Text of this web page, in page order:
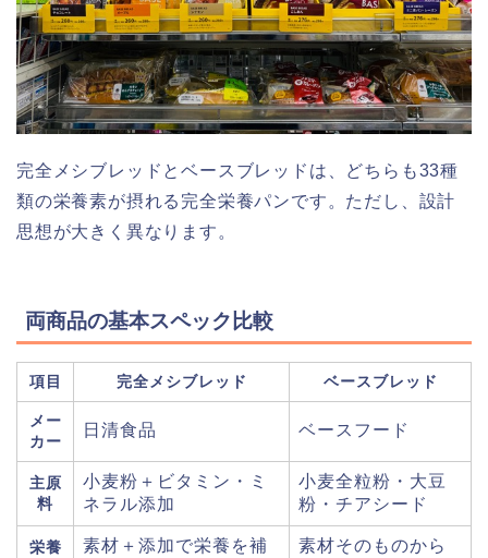
完全メシブレッドとベースブレッドは、どちらも33種
類の栄養素が摂れる完全栄養パンです。ただし、設計
思想が大きく異なります。
両商品の基本スペック比較
項目 完全メシブレッド ベースブレッド
メー
カー
日清食品 ベースフード
主原
料
小麦粉＋ビタミン・ミ
ネラル添加
小麦全粒粉・大豆
粉・チアシード
栄養
素材＋添加で栄養を補
素材そのものから